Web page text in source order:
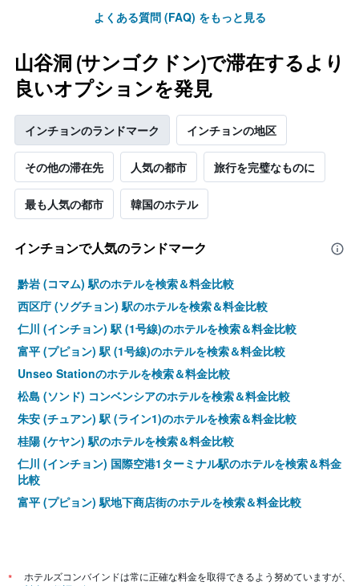
表
し
て
い
ま
す
を
表
し
ま
す。
表
の
Y
軸
本
は、
室
の
平
均
料
を
表
し
て
い
ま
す
よくある質問 (FAQ) をもっと見る
山谷洞 (サンゴクドン)で滞在するより
良いオプションを発見
インチョンのランドマーク インチョンの地区
その他の滞在先 人気の都市 旅行を完璧なものに
最も人気の都市 韓国のホテル
インチョンで人気のランドマーク
黔岩 (コマム) 駅のホテルを検索＆料金比較
西区庁 (ソグチョン) 駅のホテルを検索＆料金比較
仁川 (インチョン) 駅 (1号線)のホテルを検索＆料金比較
富平 (プピョン) 駅 (1号線)のホテルを検索＆料金比較
Unseo Stationのホテルを検索＆料金比較
松島 (ソンド) コンベンシアのホテルを検索＆料金比較
朱安 (チュアン) 駅 (ライン1)のホテルを検索＆料金比較
桂陽 (ケヤン) 駅のホテルを検索＆料金比較
仁川 (インチョン) 国際空港1ターミナル駅のホテルを検索＆料金
比較
富平 (プピョン) 駅地下商店街のホテルを検索＆料金比較
蘇莱浦口 (ソレポグ)のホテルを検索＆料金比較
*
ホテルズコンバインドは常に正確な料金を取得できるよう努めていますが、